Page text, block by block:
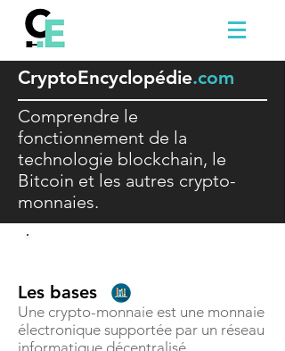
CryptoEncyclopédie.com
Comprendre le
fonctionnement de la
technologie blockchain, le
Bitcoin et les autres crypto-
monnaies.
Les bases
Une crypto-monnaie est une monnaie
électronique supportée par un réseau
informatique décentralisé.